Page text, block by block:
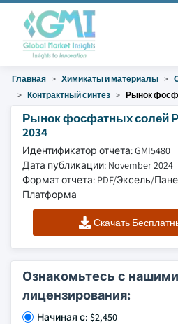
Главная Химикаты и материалы
Контрактный синтез
Рынок
Рынок фосфатных солей
2034
Идентификатор отчета: GMI5480
Дата публикации: November 2024
Формат отчета: PDF/Эксель/
Платформа
Скачать
Ознакомьтесь с
лицензирования:
Начиная с: $2,450